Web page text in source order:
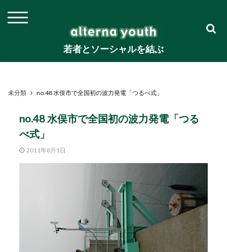
若者とソーシャルを結ぶ
未分類 no.48 水俣市で全国初の波力発電「つるべ式」
no.48 水俣市で全国初の波力発電「つる
べ式」
2011年8月1日